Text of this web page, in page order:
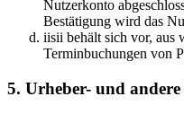
Nutzerkonto
Bestätigung wird das
iisii behält sich vor, aus
Terminbuchungen von
5. Urheber- und andere